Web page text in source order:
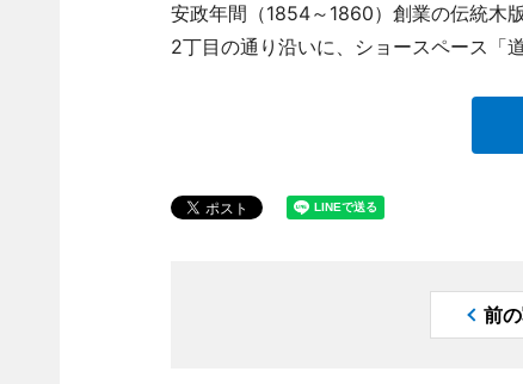
安政年間（1854～1860）創業の伝統木
2丁目の通り沿いに、ショースペース「
前